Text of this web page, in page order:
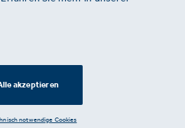
Website
Link
über Ihren
akzeptieren
notwendige Cookies